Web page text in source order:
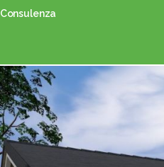
Consulenza